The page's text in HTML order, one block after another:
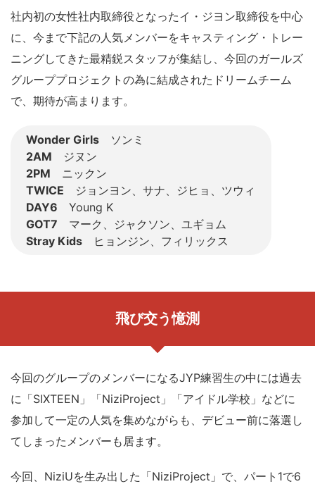
社内初の女性社内取締役となったイ・ジヨン取締役を中心
に、今まで下記の人気メンバーをキャスティング・トレー
ニングしてきた最精鋭スタッフが集結し、今回のガールズ
グループプロジェクトの為に結成されたドリームチーム
で、期待が高まります。
Wonder Girls ソンミ
2AM ジヌン
2PM ニックン
TWICE ジョンヨン、サナ、ジヒョ、ツウィ
DAY6 Young K
GOT7 マーク、ジャクソン、ユギョム
Stray Kids ヒョンジン、フィリックス
飛び交う憶測
今回のグループのメンバーになるJYP練習生の中には過去
に「SIXTEEN」「NiziProject」「アイドル学校」などに
参加して一定の人気を集めながらも、デビュー前に落選し
てしまったメンバーも居ます。
今回、NiziUを生み出した「NiziProject」で、パート1で6